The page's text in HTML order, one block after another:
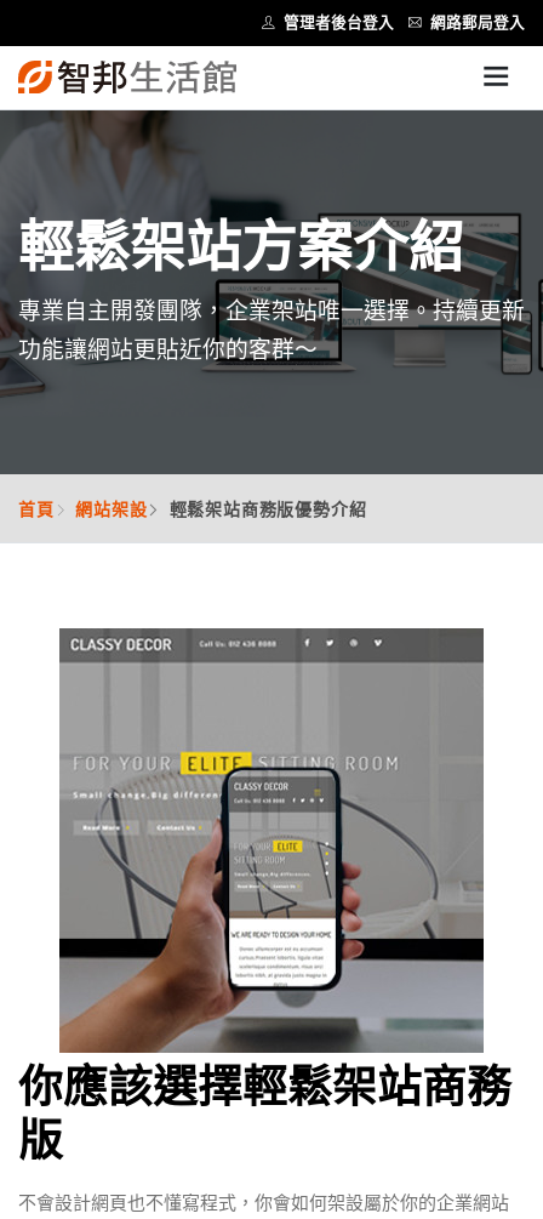
管理者後台登入 網路郵局登入
輕鬆架站方案介紹
專業自主開發團隊，企業架站唯一選擇。持續更新
功能讓網站更貼近你的客群～
首頁 網站架設 輕鬆架站商務版優勢介紹
你應該選擇輕鬆架站商務
版
不會設計網頁也不懂寫程式，你會如何架設屬於你的企業網站